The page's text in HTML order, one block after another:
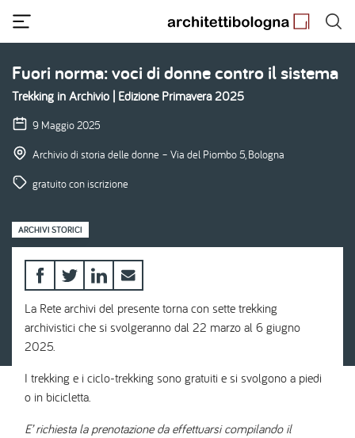
contenuto
principale
Fuori norma: voci di donne contro il sistema
Trekking in Archivio | Edizione Primavera 2025
9 Maggio 2025
Archivio di storia delle donne – Via del Piombo 5, Bologna
gratuito con iscrizione
ARCHIVI STORICI
La Rete archivi del presente torna con sette trekking
archivistici che si svolgeranno dal 22 marzo al 6 giugno
2025.
I trekking e i ciclo-trekking sono gratuiti e si svolgono a piedi
o in bicicletta.
E’ richiesta la prenotazione da effettuarsi compilando il